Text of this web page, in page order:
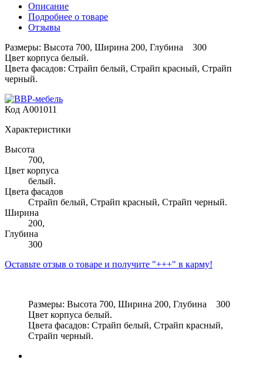
Описание
Подробнее о товаре
Отзывы
Размеры: Высота 700, Ширина 200, Глубина 300
Цвет корпуса белый.
Цвета фасадов: Страйп белый, Страйп красный, Страйп
черный.
Код A001011
Характеристики
Высота
700,
Цвет корпуса
белый.
Цвета фасадов
Страйп белый, Страйп красный, Страйп черный.
Ширина
200,
Глубина
300
Оставьте отзыв о товаре и получите "+++" в карму!
Размеры: Высота 700, Ширина 200, Глубина 300
Цвет корпуса белый.
Цвета фасадов: Страйп белый, Страйп красный,
Страйп черный.